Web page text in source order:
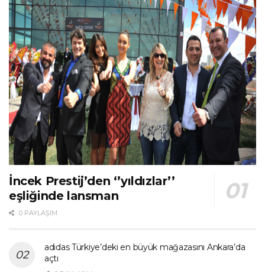
İncek Prestij’den ‘’yıldızlar’’
eşliğinde lansman
0 PAYLAŞIM
adidas Türkiye’deki en büyük mağazasını Ankara’da
açtı